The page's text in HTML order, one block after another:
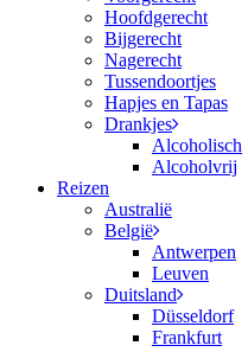
Hoofdgerecht
Bijgerecht
Nagerecht
Tussendoortjes
Hapjes en Tapas
Drankjes
Alcoholisch
Alcoholvrij
Reizen
Australië
België
Antwerpen
Leuven
Duitsland
Düsseldorf
Frankfurt